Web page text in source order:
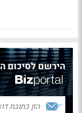
הירשם לסיכום